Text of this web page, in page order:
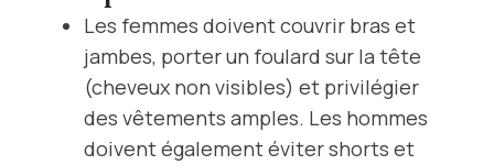
Les femmes doivent couvrir bras et
jambes, porter un foulard sur la tête
(cheveux non visibles) et privilégier
des vêtements amples. Les hommes
doivent également éviter shorts et